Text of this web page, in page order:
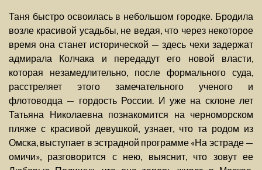
Таня быстро освоилась в небольшом городке. Бродила
возле красивой усадьбы, не ведая, что через некоторое
время она станет исторической — здесь чехи задержат
адмирала Колчака и передадут его новой власти,
которая незамедлительно, после формального суда,
расстреляет этого замечательного ученого и
флотоводца — гордость России. И уже на склоне лет
Татьяна Николаевна познакомится на черноморском
пляже с красивой девушкой, узнает, что та родом из
Омска, выступает в эстрадной программе «На эстраде —
омичи», разговорится с нею, выяснит, что зовут ее